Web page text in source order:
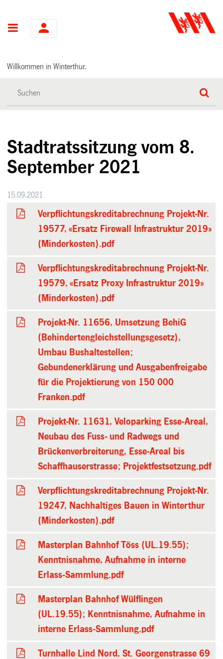
Hauptnavigation
Willkommen in Winterthur.
Stadtratssitzung vom 8.
September 2021
15.09.2021
Verpflichtungskreditabrechnung Projekt-Nr.
19577, «Ersatz Firewall Infrastruktur 2019»
(Minderkosten).pdf
Verpflichtungskreditabrechnung Projekt-Nr.
19579, «Ersatz Proxy Infrastruktur 2019»
(Minderkosten).pdf
Projekt-Nr. 11656, Umsetzung BehiG
(Behindertengleichstellungsgesetz),
Umbau Bushaltestellen;
Gebundenerklärung und Ausgabenfreigabe
für die Projektierung von 150 000
Franken.pdf
Projekt-Nr. 11631, Veloparking Esse-Areal,
Neubau des Fuss- und Radwegs und
Brückenverbreiterung, Esse-Areal bis
Schaffhauserstrasse; Projektfestsetzung.pdf
Verpflichtungskreditabrechnung Projekt-Nr.
19247, Nachhaltiges Bauen in Winterthur
(Minderkosten).pdf
Masterplan Bahnhof Töss (UL.19.55);
Kenntnisnahme, Aufnahme in interne
Erlass-Sammlung.pdf
Masterplan Bahnhof Wülflingen
(UL.19.55); Kenntnisnahme, Aufnahme in
interne Erlass-Sammlung.pdf
Turnhalle Lind Nord, St. Georgenstrasse 69